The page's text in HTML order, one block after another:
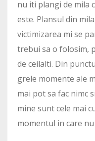
nu iti plangi de mila
este. Plansul din
victimizarea mi se
trebui sa o folosim,
de ceilalti. Din
grele momente ale
mai pot sa fac nimc
mine sunt cele mai
momentul in care